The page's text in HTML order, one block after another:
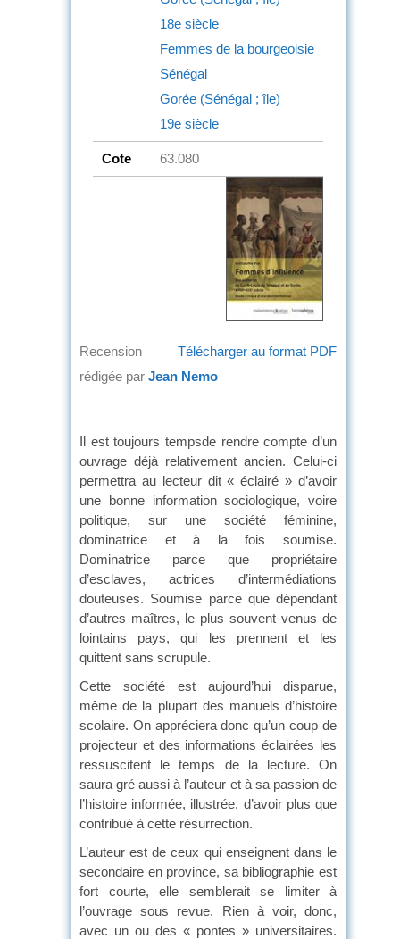
18e siècle
Femmes de la bourgeoisie
Sénégal
Gorée (Sénégal ; île)
19e siècle
Cote 63.080
Télécharger au format PDF
Recension
rédigée par Jean Nemo
Il est toujours tempsde rendre compte d’un
ouvrage déjà relativement ancien. Celui-ci
permettra au lecteur dit « éclairé » d’avoir
une bonne information sociologique, voire
politique, sur une société féminine,
dominatrice et à la fois soumise.
Dominatrice parce que propriétaire
d’esclaves, actrices d’intermédiations
douteuses. Soumise parce que dépendant
d’autres maîtres, le plus souvent venus de
lointains pays, qui les prennent et les
quittent sans scrupule.
Cette société est aujourd’hui disparue,
même de la plupart des manuels d’histoire
scolaire. On appréciera donc qu’un coup de
projecteur et des informations éclairées les
ressuscitent le temps de la lecture. On
saura gré aussi à l’auteur et à sa passion de
l’histoire informée, illustrée, d’avoir plus que
contribué à cette résurrection.
L’auteur est de ceux qui enseignent dans le
secondaire en province, sa bibliographie est
fort courte, elle semblerait se limiter à
l’ouvrage sous revue. Rien à voir, donc,
avec un ou des « pontes » universitaires.